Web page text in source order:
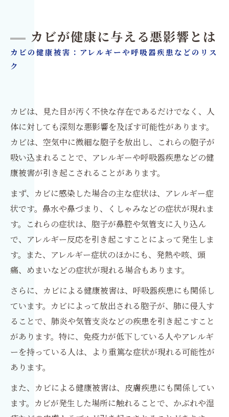
カビが健康に与える悪影響とは
カビの健康被害：アレルギーや呼吸器疾患などのリス
ク
カビは、見た目が汚く不快な存在であるだけでなく、人
体に対しても深刻な悪影響を及ぼす可能性があります。
カビは、空気中に微細な胞子を放出し、これらの胞子が
吸い込まれることで、アレルギーや呼吸器疾患などの健
康被害が引き起こされることがあります。
まず、カビに感染した場合の主な症状は、アレルギー症
状です。鼻水や鼻づまり、くしゃみなどの症状が現れま
す。これらの症状は、胞子が鼻腔や気管支に入り込ん
で、アレルギー反応を引き起こすことによって発生しま
す。また、アレルギー症状のほかにも、発熱や咳、頭
痛、めまいなどの症状が現れる場合もあります。
さらに、カビによる健康被害は、呼吸器疾患にも関係し
ています。カビによって放出される胞子が、肺に侵入す
ることで、肺炎や気管支炎などの疾患を引き起こすこと
があります。特に、免疫力が低下している人やアレルギ
ーを持っている人は、より重篤な症状が現れる可能性が
あります。
また、カビによる健康被害は、皮膚疾患にも関係してい
ます。カビが発生した場所に触れることで、かぶれや湿